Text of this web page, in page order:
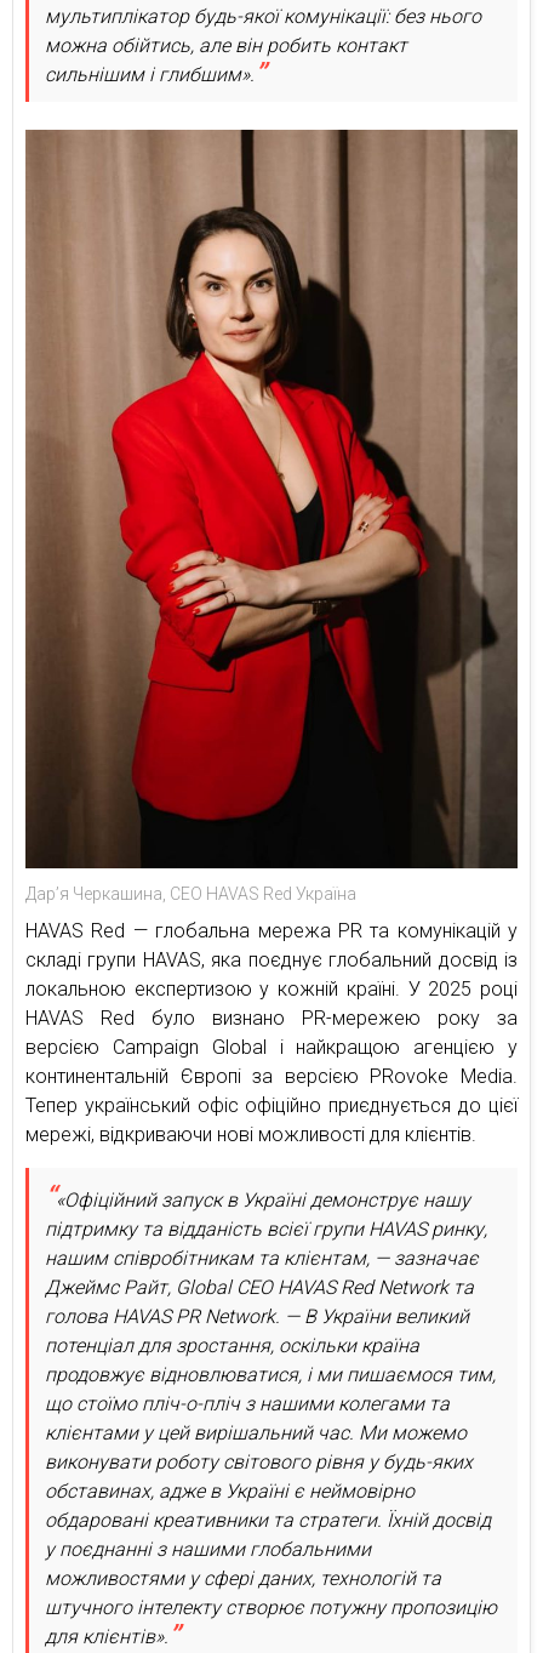
мультиплікатор будь-якої комунікації: без нього
можна обійтись, але він робить контакт
сильнішим і глибшим».
Дарʼя Черкашина, СЕО HAVAS Red Україна
HAVAS Red — глобальна мережа PR та комунікацій у
складі групи HAVAS, яка поєднує глобальний досвід із
локальною експертизою у кожній країні. У 2025 році
HAVAS Red було визнано PR-мережею року за
версією Campaign Global і найкращою агенцією у
континентальній Європі за версією PRovoke Media.
Тепер український офіс офіційно приєднується до цієї
мережі, відкриваючи нові можливості для клієнтів.
«Офіційний запуск в Україні демонструє нашу
підтримку та відданість всієї групи HAVAS ринку,
нашим співробітникам та клієнтам, — зазначає
Джеймс Райт, Global CEO HAVAS Red Network та
голова HAVAS PR Network. — В України великий
потенціал для зростання, оскільки країна
продовжує відновлюватися, і ми пишаємося тим,
що стоїмо пліч-о-пліч з нашими колегами та
клієнтами у цей вирішальний час. Ми можемо
виконувати роботу світового рівня у будь-яких
обставинах, адже в Україні є неймовірно
обдаровані креативники та стратеги. Їхній досвід
у поєднанні з нашими глобальними
можливостями у сфері даних, технологій та
штучного інтелекту створює потужну пропозицію
для клієнтів».